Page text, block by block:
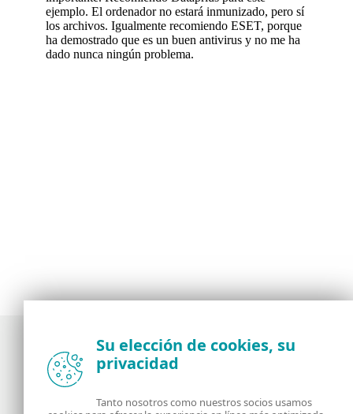
Noticias, opiniones y análisis de la comunidad de
seguridad de ESET
Su elección de cookies, su
privacidad
Tanto nosotros como nuestros socios usamos